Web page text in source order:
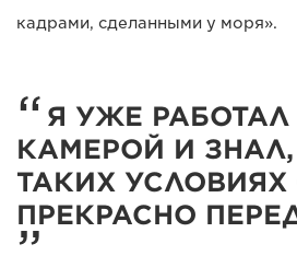
кадрами, сделанными у моря».
Я УЖЕ РАБОТАЛ
КАМЕРОЙ И ЗНАЛ,
ТАКИХ УСЛОВИЯХ
ПРЕКРАСНО